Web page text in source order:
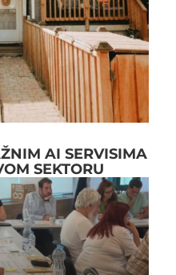
AI SERVISIMA
SEKTORU